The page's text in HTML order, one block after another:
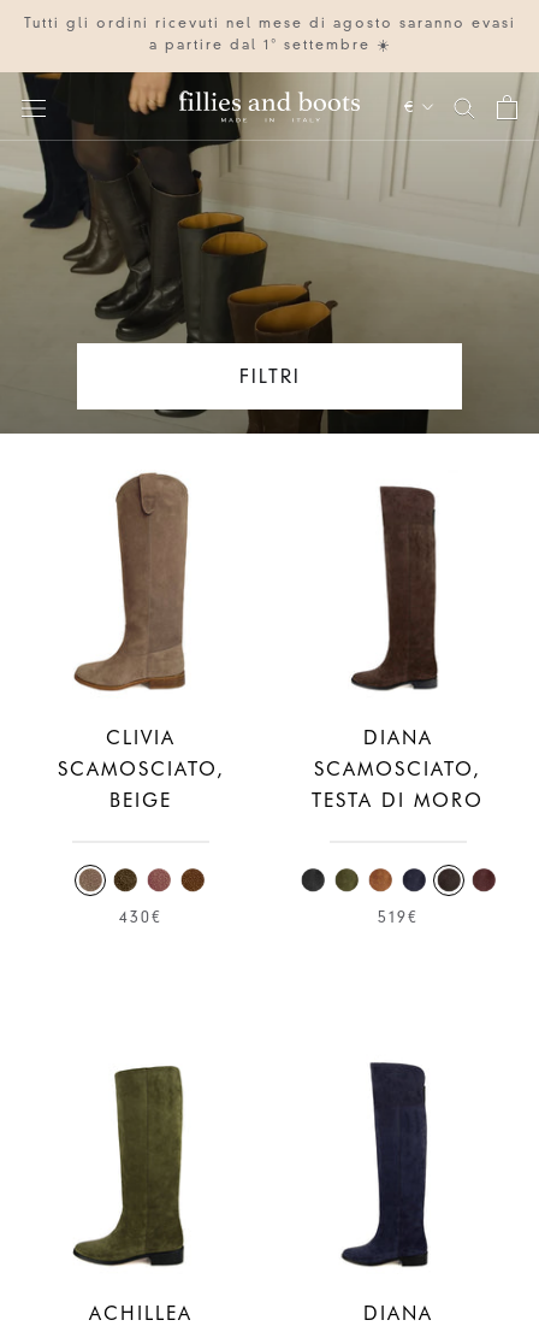
contenuto
Tutti gli ordini ricevuti nel mese di agosto saranno evasi
a partire dal 1° settembre ☀️
Valuta
€
EN
FILTRI
CLIVIA
SCAMOSCIATO,
BEIGE
430€
DIANA
SCAMOSCIATO,
TESTA DI MORO
519€
ACHILLEA
DIANA